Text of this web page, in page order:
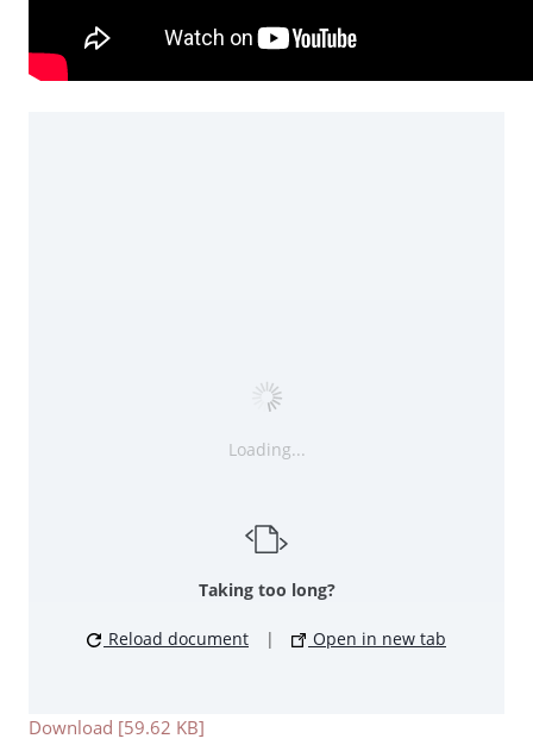
Loading...
Taking too long?
Reload document | Open in new tab
Download [59.62 KB]